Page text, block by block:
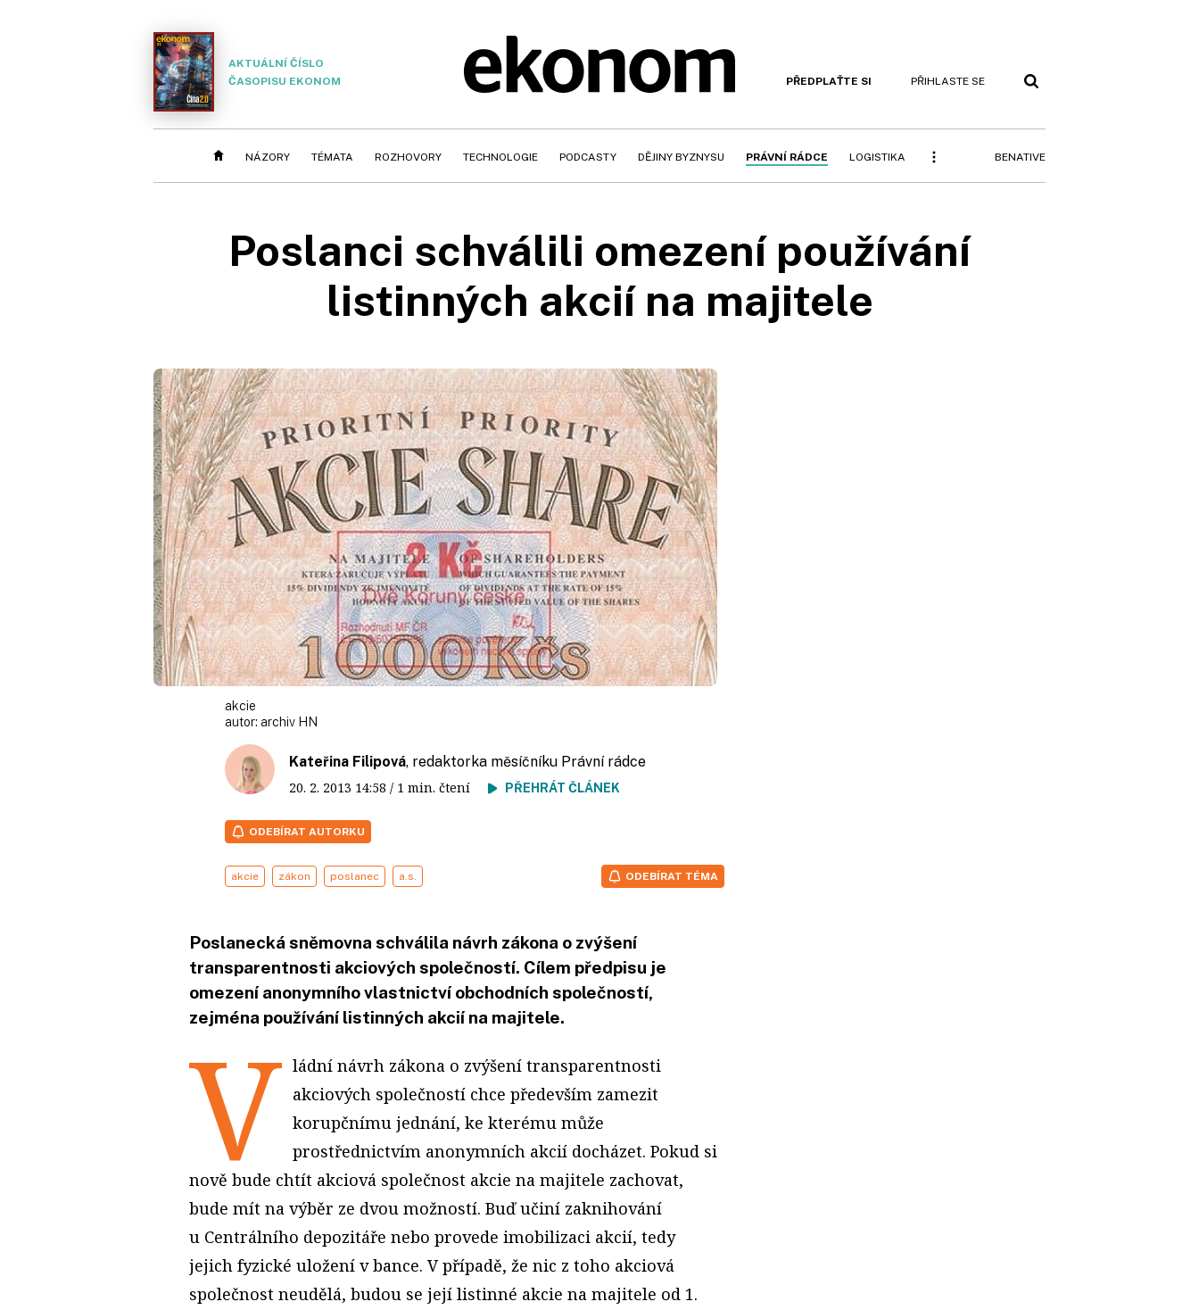
AKTUÁLNÍ ČÍSLO
ČASOPISU EKONOM
PŘEDPLAŤTE SI PŘIHLASTE SE
NÁZORY TÉMATA ROZHOVORY TECHNOLOGIE PODCASTY DĚJINY BYZNYSU PRÁVNÍ RÁDCE LOGISTIKA BENATIVE
Poslanci schválili omezení používání
listinných akcií na majitele
akcie
autor: archiv HN
Kateřina Filipová, redaktorka měsíčníku Právní rádce
20. 2. 2013 14:58 / 1 min. čtení PŘEHRÁT ČLÁNEK
ODEBÍRAT AUTORKU
akcie zákon poslanec a.s. ODEBÍRAT TÉMA
Poslanecká sněmovna schválila návrh zákona o zvýšení
transparentnosti akciových společností. Cílem předpisu je
omezení anonymního vlastnictví obchodních společností,
zejména používání listinných akcií na majitele.
V ládní návrh zákona o zvýšení transparentnosti
akciových společností chce především zamezit
korupčnímu jednání, ke kterému může
prostřednictvím anonymních akcií docházet. Pokud si
nově bude chtít akciová společnost akcie na majitele zachovat,
bude mít na výběr ze dvou možností. Buď učiní zaknihování
u Centrálního depozitáře nebo provede imobilizaci akcií, tedy
jejich fyzické uložení v bance. V případě, že nic z toho akciová
společnost neudělá, budou se její listinné akcie na majitele od 1.